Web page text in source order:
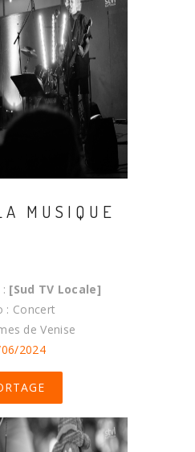
MUSIQUE
[Sud TV Locale]
: Concert
de Venise
2024